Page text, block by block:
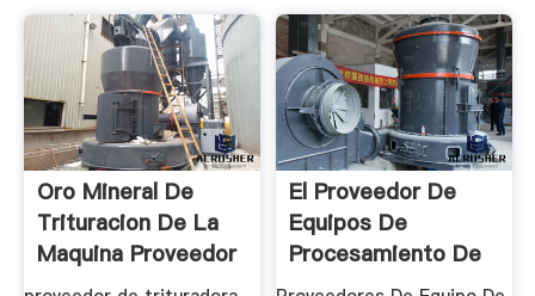
Oro Mineral De
Trituracion De La
Maquina Proveedor
El Proveedor De
Equipos De
Procesamiento De
Mineral De Oro